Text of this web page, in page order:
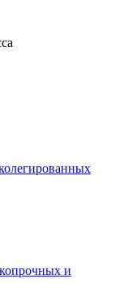
и